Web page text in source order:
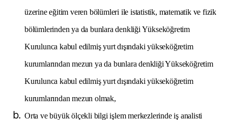
üzerine eğitim veren bölümleri ile istatistik, matematik ve fizik
bölümlerinden ya da bunlara denkliği Yükseköğretim
Kurulunca kabul edilmiş yurt dışındaki yükseköğretim
kurumlarından mezun ya da bunlara denkliği Yükseköğretim
Kurulunca kabul edilmiş yurt dışındaki yükseköğretim
kurumlarından mezun olmak,
Orta ve büyük ölçekli bilgi işlem merkezlerinde iş analisti